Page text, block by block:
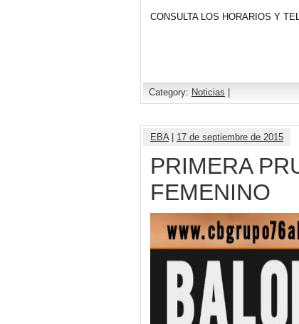
CONSULTA LOS HORARIOS Y
Category: Noticias
EBA 17 de septiembre de 2015
PRIMERA
FEMENINO